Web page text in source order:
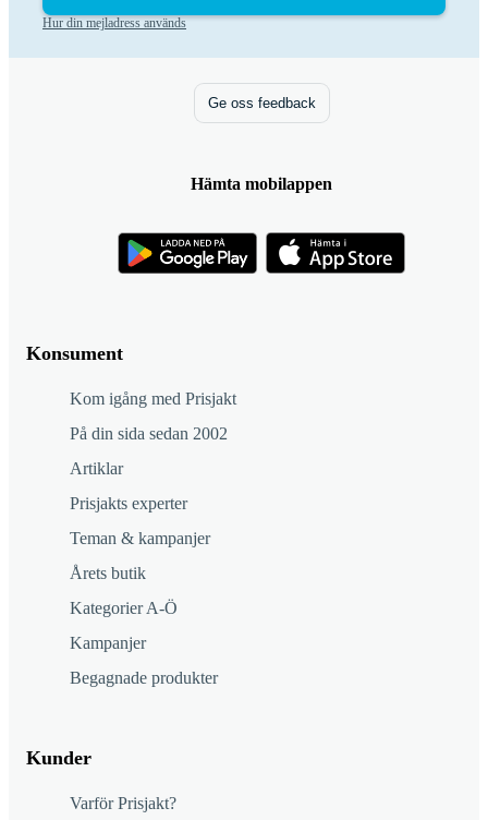
Hur din mejladress används
Konsument
Kom igång med Prisjakt
På din sida sedan 2002
Artiklar
Prisjakts experter
Teman & kampanjer
Årets butik
Kategorier A-Ö
Kampanjer
Begagnade produkter
Kunder
Varför Prisjakt?
Ge oss feedback
Hämta mobilappen